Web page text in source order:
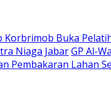
Korbrimob Buka
Niaga JabarGP Al-
Pembakaran Lahan